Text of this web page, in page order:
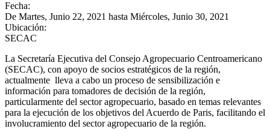
Fecha:
De Martes, Junio 22, 2021 hasta Miércoles, Junio 30, 2021
Ubicación:
SECAC
La Secretaría Ejecutiva del Consejo Agropecuario Centroamericano
(SECAC), con apoyo de socios estratégicos de la región,
actualmente lleva a cabo un proceso de sensibilización e
información para tomadores de decisión de la región,
particularmente del sector agropecuario, basado en temas relevantes
para la ejecución de los objetivos del Acuerdo de Paris, facilitando el
involucramiento del sector agropecuario de la región.